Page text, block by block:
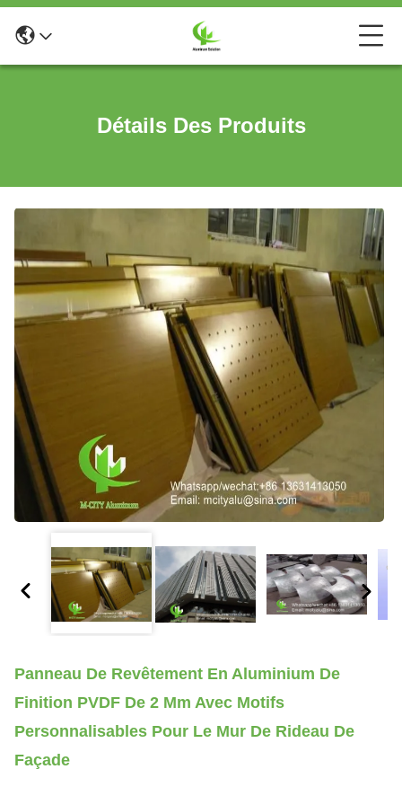
Détails Des Produits
Panneau De Revêtement En Aluminium De
Finition PVDF De 2 Mm Avec Motifs
Personnalisables Pour Le Mur De Rideau De
Façade